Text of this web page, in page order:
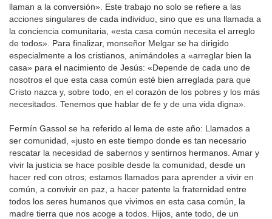
llaman a la conversión». Este trabajo no solo se refiere a las
acciones singulares de cada individuo, sino que es una llamada a
la conciencia comunitaria, «esta casa común necesita el arreglo
de todos». Para finalizar, monseñor Melgar se ha dirigido
especialmente a los cristianos, animándoles a «arreglar bien la
casa» para el nacimiento de Jesús: «Depende de cada uno de
nosotros el que esta casa común esté bien arreglada para que
Cristo nazca y, sobre todo, en el corazón de los pobres y los más
necesitados. Tenemos que hablar de fe y de una vida digna».
Fermín Gassol se ha referido al lema de este año: Llamados a
ser comunidad, «justo en este tiempo donde es tan necesario
rescatar la necesidad de sabernos y sentirnos hermanos. Amar y
vivir la justicia se hace posible desde la comunidad, desde un
hacer red con otros; estamos llamados para aprender a vivir en
común, a convivir en paz, a hacer patente la fraternidad entre
todos los seres humanos que vivimos en esta casa común, la
madre tierra que nos acoge a todos. Hijos, ante todo, de un